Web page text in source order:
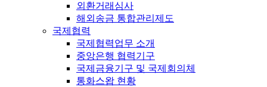
외환거래심사
해외송금 통합관리제도
국제협력
국제협력업무 소개
중앙은행 협력기구
국제금융기구 및 국제회의체
통화스왑 현황